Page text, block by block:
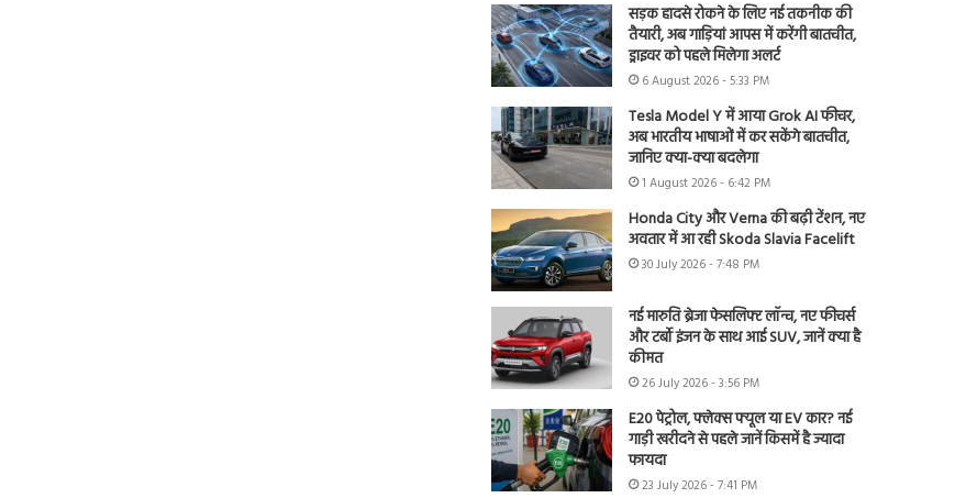
सड़क हादसे रोकने के लिए नई तकनीक की
तैयारी, अब गाड़ियां आपस में करेंगी बातचीत,
ड्राइवर को पहले मिलेगा अलर्ट
6 August 2026 - 5:33 PM
Tesla Model Y में आया Grok AI फीचर,
अब भारतीय भाषाओं में कर सकेंगे बातचीत,
जानिए क्या-क्या बदलेगा
1 August 2026 - 6:42 PM
Honda City और Verna की बढ़ी टेंशन, नए
अवतार में आ रही Skoda Slavia Facelift
30 July 2026 - 7:48 PM
नई मारुति ब्रेजा फेसलिफ्ट लॉन्च, नए फीचर्स
और टर्बो इंजन के साथ आई SUV, जानें क्या है
कीमत
26 July 2026 - 3:56 PM
E20 पेट्रोल, फ्लेक्स फ्यूल या EV कार? नई
गाड़ी खरीदने से पहले जानें किसमें है ज्यादा
फायदा
23 July 2026 - 7:41 PM